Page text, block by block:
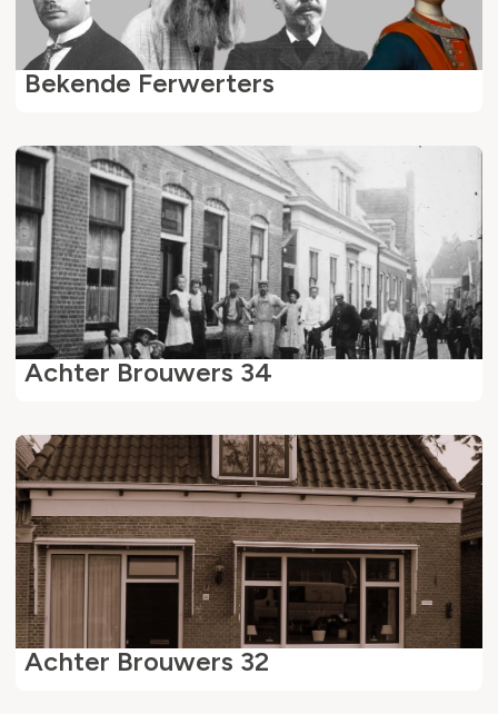
Bekende Ferwerters
Achter Brouwers 34
Achter Brouwers 32